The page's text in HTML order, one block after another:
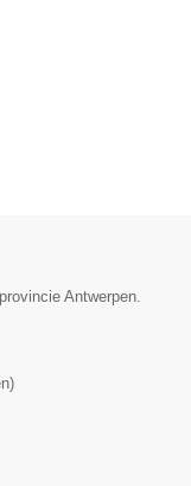
Antwerpen.
)